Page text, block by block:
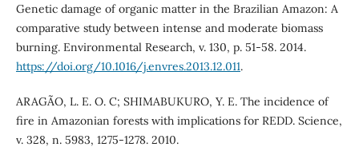
Genetic damage of organic matter in the Brazilian Amazon: A
comparative study between intense and moderate biomass
burning. Environmental Research, v. 130, p. 51-58. 2014.
https://doi.org/10.1016/j.envres.2013.12.011.
ARAGÃO, L. E. O. C; SHIMABUKURO, Y. E. The incidence of
fire in Amazonian forests with implications for REDD. Science,
v. 328, n. 5983, 1275-1278. 2010.